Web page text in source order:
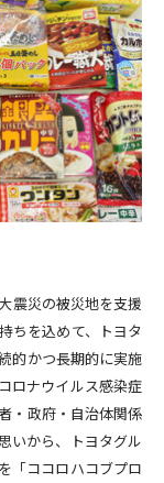
震災の被災地を支援
ちを込めて、トヨタ
的かつ長期的に実施
ロナウイルス感染症
・政府・自治体関係
いから、トヨタグル
「ココロハコブプロ